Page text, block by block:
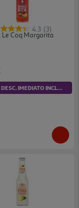
4.3 (3)
Coq Margarita
from
10% DESC. IMEDIATO INCLUÍDO